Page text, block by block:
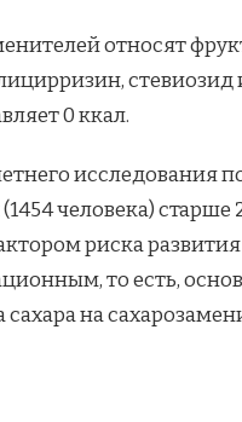
относят
стевиозид
0 ккал.
исследования
человека) старше
риска
то есть,
на